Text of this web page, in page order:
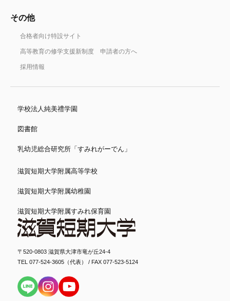
その他
合格者向け特設サイト
高等教育の修学支援新制度 申請者の方へ
採用情報
〒520-0803 滋賀県大津市竜が丘24-4
TEL 077-524-3605（代表） / FAX 077-523-5124
学校法人純美禮学園
図書館
乳幼児総合研究所「すみれがーでん」
滋賀短期大学附属高等学校
滋賀短期大学附属幼稚園
滋賀短期大学附属すみれ保育園